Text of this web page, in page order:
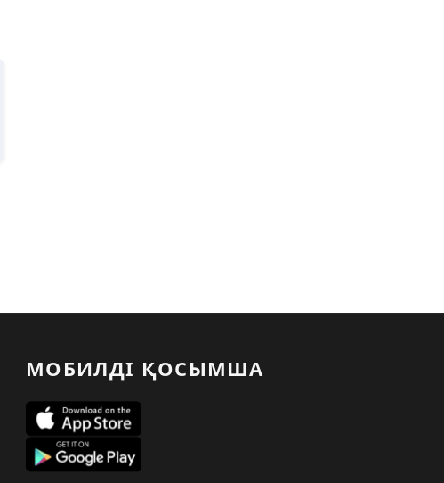
МОБИЛДІ ҚОСЫМША